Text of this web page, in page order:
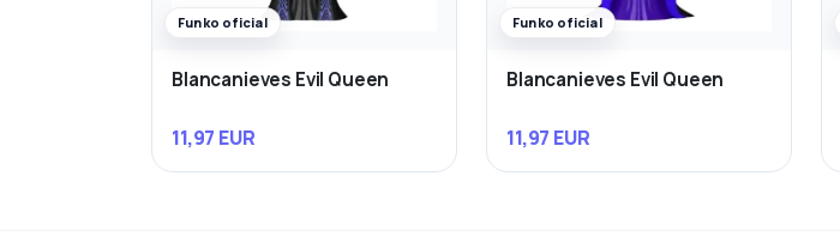
Funko oficial
Blancanieves Evil Queen
11,97 EUR
Funko oficial
Blancanieves Evil Queen
11,97 EUR